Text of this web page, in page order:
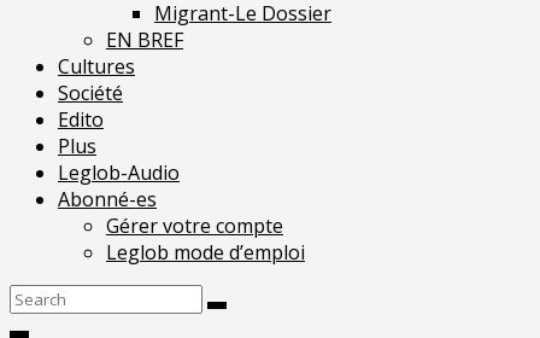
Migrant-Le Dossier
EN BREF
Cultures
Société
Edito
Plus
Leglob-Audio
Abonné-es
Gérer votre compte
Leglob mode d’emploi
Search